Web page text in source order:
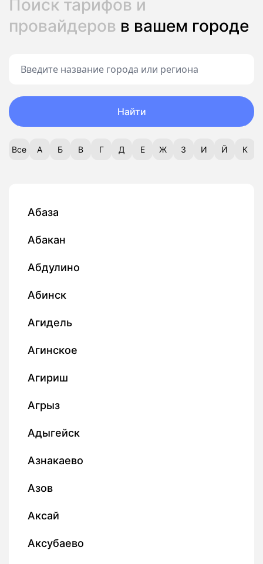
Поиск тарифов и
провайдеров в вашем городе
Найти
Все А Б В Г Д Е Ж З И Й К
Абаза
Абакан
Абдулино
Абинск
Агидель
Агинское
Агириш
Агрыз
Адыгейск
Азнакаево
Азов
Аксай
Аксубаево